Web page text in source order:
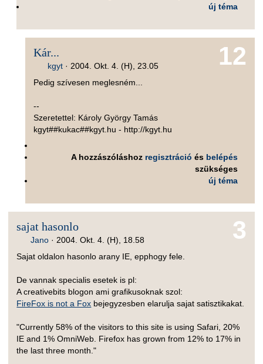
új téma
12
Kár...
kgyt· 2004. Okt. 4. (H), 23.05
Pedig szívesen meglesném...
--
Szeretettel: Károly György Tamás
kgyt##kukac##kgyt.hu - http://kgyt.hu
A hozzászóláshoz regisztráció és belépés
szükséges
új téma
3
sajat hasonlo
Jano ·2004. Okt. 4. (H), 18.58
Sajat oldalon hasonlo arany IE, epphogy fele.
De vannak specialis esetek is pl:
A creativebits blogon ami grafikusoknak szol:
FireFox is not a Fox bejegyzesben elarulja sajat satisztikakat.
"Currently 58% of the visitors to this site is using Safari, 20%
IE and 1% OmniWeb. Firefox has grown from 12% to 17% in
the last three month."